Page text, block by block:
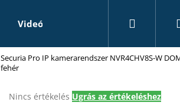
Videó rögzítők KiegészítőkKeresés
Securia Pro IP kamerarendszer NVR4CHV8S-W
fehér
A
Nincs értékelés Ugrás az értékeléshez